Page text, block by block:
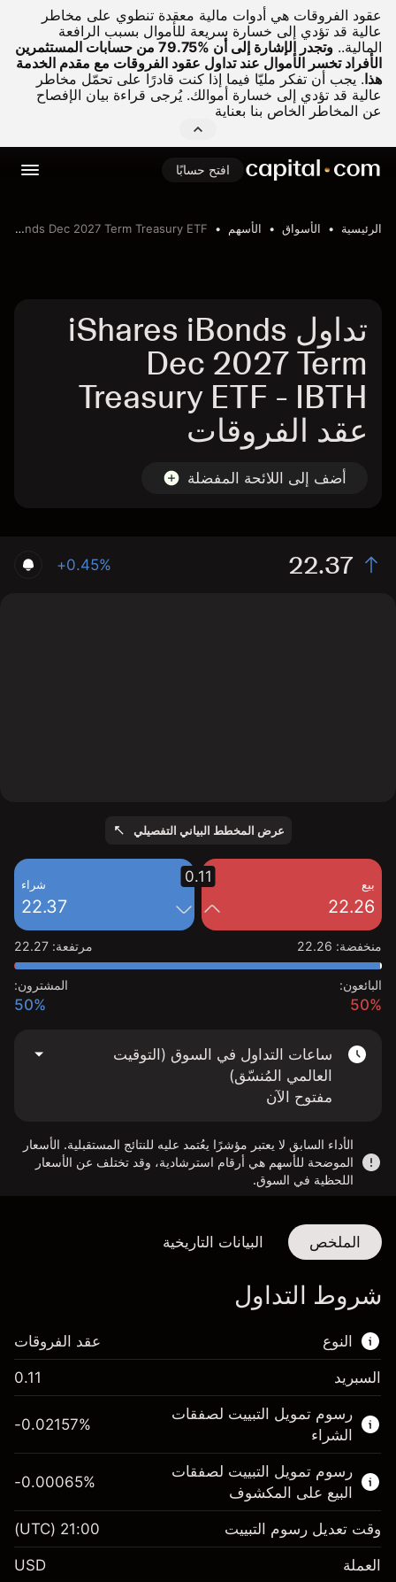
عقود الفروقات هي أدوات مالية معقدة تنطوي على مخاطر
عالية قد تؤدي إلى خسارة سريعة للأموال بسبب الرافعة
المالية..
وتجدر الإشارة إلى أن %79.75 من حسابات المستثمرين
الأفراد تخسر الأموال عند تداول عقود الفروقات مع مقدم الخدمة
هذا. يجب أن تفكر مليّا فيما إذا كنت قادرًا على تحمّل مخاطر
عالية قد تؤدي إلى خسارة أموالك. يُرجى قراءة بيان الإفصاح
عن المخاطر الخاص بنا بعناية
افتح حسابًا
الرئيسية الأسواق الأسهم iShares iBonds Dec 2027 Term Treasury ETF
تداول iShares iBonds
Dec 2027 Term
Treasury ETF - IBTH
عقد الفروقات
أضف إلى اللائحة المفضلة
22.37
+0.45%
عرض المخطط البياني التفصيلي
بيع
22.26
شراء
22.37
0.11
منخفضة:
22.26 مرتفعة:
22.27
البائعون:
50%
المشترون:
50%
ساعات التداول في السوق (التوقيت
العالمي المُنسّق)
مفتوح الآن
الأداء السابق لا يعتبر مؤشرًا يعُتمد عليه للنتائج المستقبلية. الأسعار
الموضحة للأسهم هي أرقام استرشادية، وقد تختلف عن الأسعار
اللحظية في السوق.
الملخص البيانات التاريخية
شروط التداول
النوع
هذا السوق المالي متاح للتداول من خلال عقود
الفروقات.
اعرف المزيد عن:
عقود الفروقات
عقد الفروقات
السبريد 0.11
رسوم تمويل التبييت لصفقات
الشراء
$1,000.00
-0.02157%
رسوم تمويل التبييت لصفقات
البيع على المكشوف
-0.00065%
وقت تعديل رسوم التبييت 21:00
(UTC)
العملة USD